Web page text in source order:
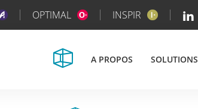
OPTIMAL INSPIR
A PROPOS SOLUTIONS